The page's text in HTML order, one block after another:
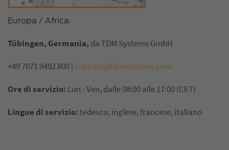
Europa / Africa
Tübingen, Germania, da TDM Systems GmbH
+49 7071 9492 800 | support@tdmsystems.com
Ore di servizio: Lun - Ven, dalle 08:00 alle 17:00 (CET)
Lingue di servizio:tedesco, inglese, francese, italiano